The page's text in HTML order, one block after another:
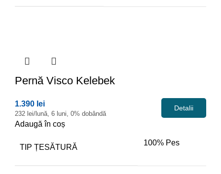
Pernă Visco Kelebek
1.390 lei
232 lei/lună, 6 luni, 0% dobândă
Detalii
Adaugă în coș
TIP ȚESĂTURĂ
100% Pes